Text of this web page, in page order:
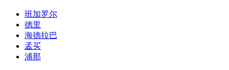
班加罗尔
德里
海德拉巴
孟买
浦那